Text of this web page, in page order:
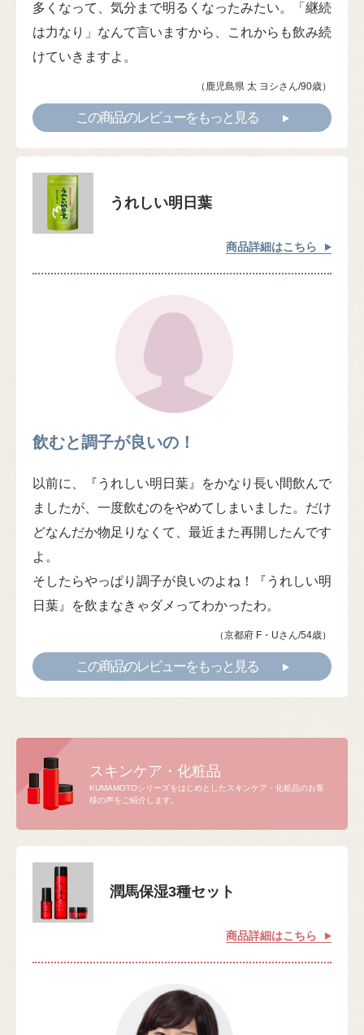
多くなって、気分まで明るくなったみたい。「継続
は力なり」なんて言いますから、これからも飲み続
けていきますよ。
（鹿児島県 太 ヨシさん/90歳）
この商品のレビューをもっと見る
うれしい明日葉
商品詳細はこちら
飲むと調子が良いの！
以前に、『うれしい明日葉』をかなり長い間飲んで
ましたが、一度飲むのをやめてしまいました。だけ
どなんだか物足りなくて、最近また再開したんです
よ。
そしたらやっぱり調子が良いのよね！『うれしい明
日葉』を飲まなきゃダメってわかったわ。
（京都府 F・Uさん/54歳）
この商品のレビューをもっと見る
スキンケア・化粧品
KUMAMOTOシリーズをはじめとしたスキンケア・化粧品のお客
様の声をご紹介します。
潤馬保湿3種セット
商品詳細はこちら